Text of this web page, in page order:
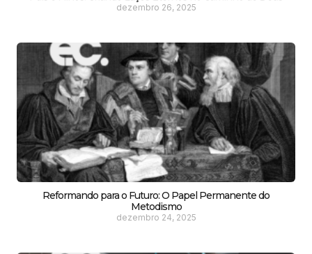
dezembro 26, 2025
Reformando para o Futuro: O Papel Permanente do
Metodismo
dezembro 24, 2025